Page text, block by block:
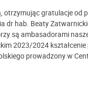
otrzymując gratulacje od
dr hab. Beaty
są ambasadorami
2023/2024
prowadzony w